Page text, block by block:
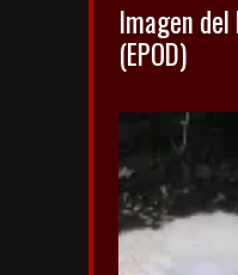
Imagen
(EPOD)